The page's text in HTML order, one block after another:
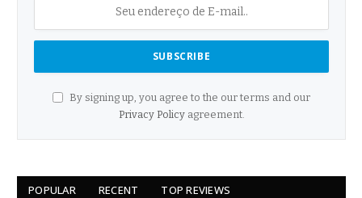
By signing up, you agree to the our terms and our
Privacy Policyagreement.
POPULAR RECENT TOP REVIEWS